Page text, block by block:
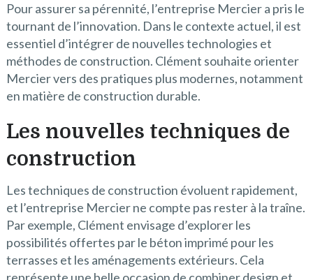
Pour assurer sa pérennité, l’entreprise Mercier a pris le
tournant de l’innovation. Dans le contexte actuel, il est
essentiel d’intégrer de nouvelles technologies et
méthodes de construction. Clément souhaite orienter
Mercier vers des pratiques plus modernes, notamment
en matière de construction durable.
Les nouvelles techniques de
construction
Les techniques de construction évoluent rapidement,
et l’entreprise Mercier ne compte pas rester à la traîne.
Par exemple, Clément envisage d’explorer les
possibilités offertes par le béton imprimé pour les
terrasses et les aménagements extérieurs. Cela